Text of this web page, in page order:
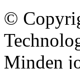
©
Minden